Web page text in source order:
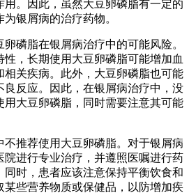
用。因此，虽然大豆卵磷脂有一定的
银屑病的治疗药物。
磷脂在银屑病治疗中的可能风险。
，长期使用大豆卵磷脂可能增加血
相关疾病。此外，大豆卵磷脂也可能
良反应。因此，在银屑病治疗中，没
用大豆卵磷脂，同时需要注意其可能
推荐使用大豆卵磷脂。对于银屑病
院进行专业治疗，并遵照医嘱进行药
时，患者应该注意保持平衡饮食和
某些营养物质或保健品，以防增加疾